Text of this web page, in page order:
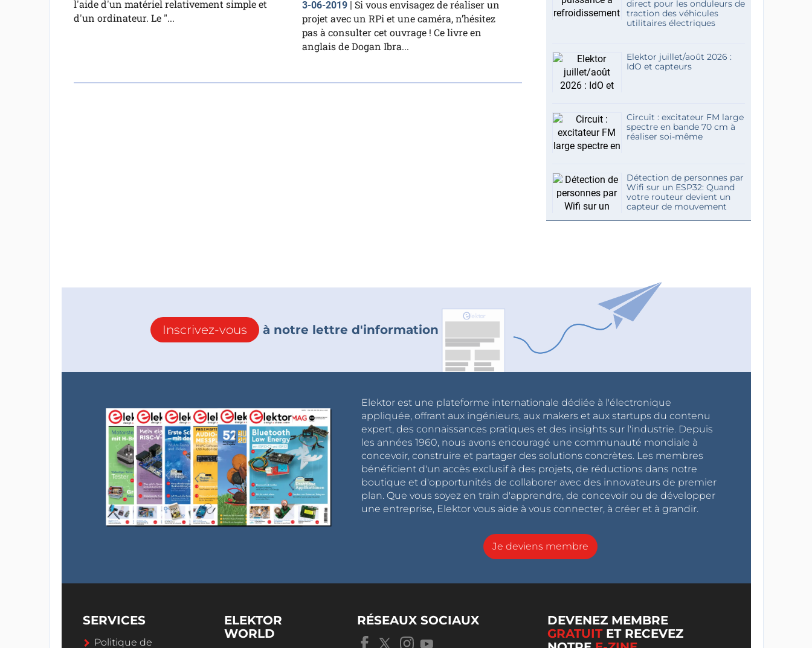
l'aide d'un matériel relativement simple et
d'un ordinateur. Le "...
3-06-2019 | Si vous envisagez de réaliser un
projet avec un RPi et une caméra, n’hésitez
pas à consulter cet ouvrage ! Ce livre en
anglais de Dogan Ibra...
direct pour les onduleurs de
traction des véhicules
utilitaires électriques
Elektor juillet/août 2026 :
IdO et capteurs
Circuit : excitateur FM large
spectre en bande 70 cm à
réaliser soi-même
Détection de personnes par
Wifi sur un ESP32: Quand
votre routeur devient un
capteur de mouvement
Inscrivez-vous à notre lettre d'information
Elektor est une plateforme internationale dédiée à l'électronique
appliquée, offrant aux ingénieurs, aux makers et aux startups du contenu
expert, des connaissances pratiques et des insights sur l'industrie. Depuis
les années 1960, nous avons encouragé une communauté mondiale à
concevoir, construire et partager des solutions concrètes. Les membres
bénéficient d'un accès exclusif à des projets, de réductions dans notre
boutique et d'opportunités de collaborer avec des innovateurs de premier
plan. Que vous soyez en train d'apprendre, de concevoir ou de développer
une entreprise, Elektor vous aide à vous connecter, à créer et à grandir.
Je deviens membre
SERVICES
Politique de
ELEKTOR
WORLD
RÉSEAUX SOCIAUX
DEVENEZ MEMBRE
GRATUITET RECEVEZ